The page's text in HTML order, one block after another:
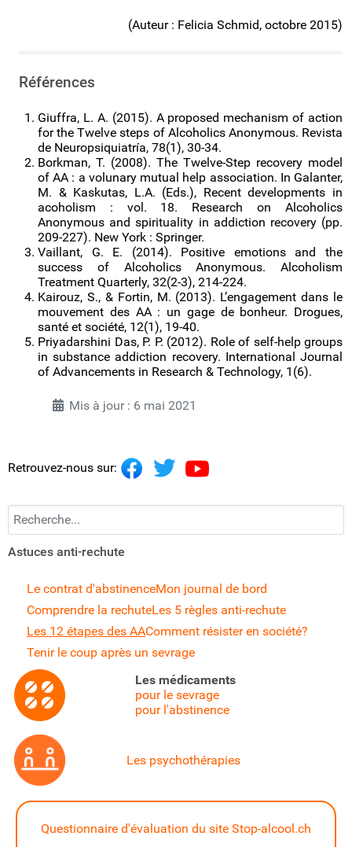
(Auteur : Felicia Schmid, octobre 2015)
Références
Giuffra, L. A. (2015). A proposed mechanism of action
for the Twelve steps of Alcoholics Anonymous. Revista
de Neuropsiquiatría, 78(1), 30-34.
Borkman, T. (2008). The Twelve-Step recovery model
of AA : a volunary mutual help association. In Galanter,
M. & Kaskutas, L.A. (Eds.), Recent developments in
acoholism : vol. 18. Research on Alcoholics
Anonymous and spirituality in addiction recovery (pp.
209-227). New York : Springer.
Vaillant, G. E. (2014). Positive emotions and the
success of Alcoholics Anonymous. Alcoholism
Treatment Quarterly, 32(2-3), 214-224.
Kairouz, S., & Fortin, M. (2013). L’engagement dans le
mouvement des AA : un gage de bonheur. Drogues,
santé et société, 12(1), 19-40.
Priyadarshini Das, P. P. (2012). Role of self-help groups
in substance addiction recovery. International Journal
of Advancements in Research & Technology, 1(6).
Mis à jour : 6 mai 2021
Retrouvez-nous sur:
Recherchez...
Astuces anti-rechute
Le contrat d'abstinenceMon journal de bord
Comprendre la rechuteLes 5 règles anti-rechute
Les 12 étapes des AAComment résister en société?
Tenir le coup après un sevrage
Les médicaments
pour le sevrage
pour l'abstinence
Les psychothérapies
Questionnaire d'évaluation du site Stop-alcool.ch